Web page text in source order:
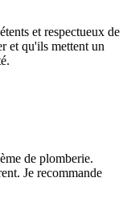
et respectueux de
et qu'ils mettent un
de plomberie.
Je recommande